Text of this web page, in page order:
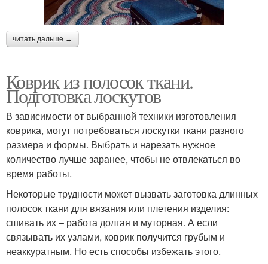
читать дальше →
Коврик из полосок ткани.
Подготовка лоскутов
В зависимости от выбранной техники изготовления
коврика, могут потребоваться лоскутки ткани разного
размера и формы. Выбрать и нарезать нужное
количество лучше заранее, чтобы не отвлекаться во
время работы.
Некоторые трудности может вызвать заготовка длинных
полосок ткани для вязания или плетения изделия:
сшивать их – работа долгая и муторная. А если
связывать их узлами, коврик получится грубым и
неаккуратным. Но есть способы избежать этого.